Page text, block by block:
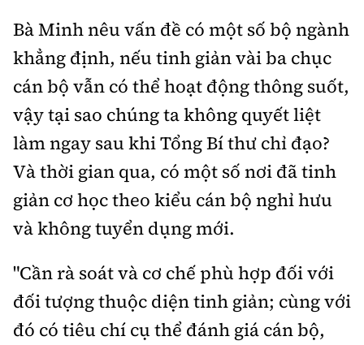
Bà Minh nêu vấn đề có một số bộ ngành
khẳng định, nếu tinh giản vài ba chục
cán bộ vẫn có thể hoạt động thông suốt,
vậy tại sao chúng ta không quyết liệt
làm ngay sau khi Tổng Bí thư chỉ đạo?
Và thời gian qua, có một số nơi đã tinh
giản cơ học theo kiểu cán bộ nghỉ hưu
và không tuyển dụng mới.
"Cần rà soát và cơ chế phù hợp đối với
đối tượng thuộc diện tinh giản; cùng với
đó có tiêu chí cụ thể đánh giá cán bộ,